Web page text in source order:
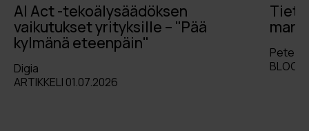
AI Act -tekoälysäädöksen
vaikutukset yrityksille – "Pää
kylmänä eteenpäin"
Digia
ARTIKKELI 01.07.2026
Pete
BLOGI